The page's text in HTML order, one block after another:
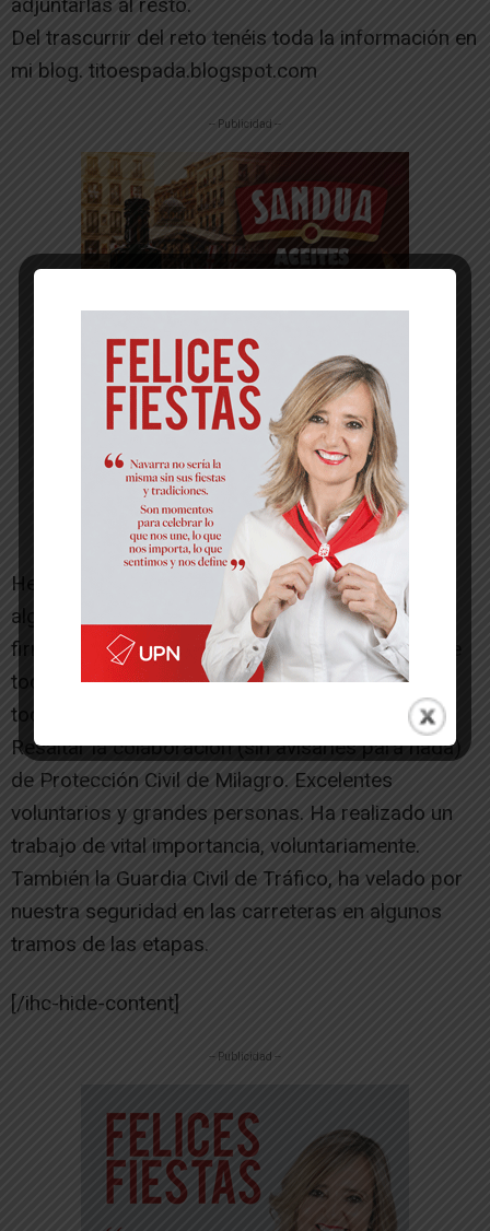
Del trascurrir del reto tenéis toda la información en
mi blog. titoespada.blogspot.com
-- Publicidad --
Hemos acabado contentos, comprobando que
algunas localidades se han volcado en ayudar y
firmar, mientras otras han pasado literalmente de
todo. En general ha sido algo bonito, duro y ante
todo, esperemos que útil para los ciudadanos.
Resaltar la colaboración (sin avisarles para nada)
de Protección Civil de Milagro. Excelentes
voluntarios y grandes personas. Ha realizado un
trabajo de vital importancia, voluntariamente.
También la Guardia Civil de Tráfico, ha velado por
nuestra seguridad en las carreteras en algunos
tramos de las etapas.
[/ihc-hide-content]
-- Publicidad --